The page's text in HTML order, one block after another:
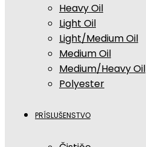
Heavy Oil
Light Oil
Light/Medium Oil
Medium Oil
Medium/Heavy Oil
Polyester
PRÍSLUŠENSTVO